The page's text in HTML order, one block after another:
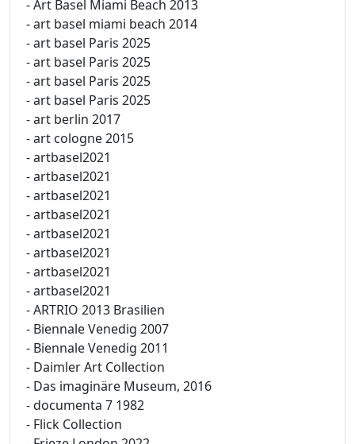
- Art Basel Miami Beach 2013
- art basel miami beach 2014
- art basel Paris 2025
- art basel Paris 2025
- art basel Paris 2025
- art basel Paris 2025
- art berlin 2017
- art cologne 2015
- artbasel2021
- artbasel2021
- artbasel2021
- artbasel2021
- artbasel2021
- artbasel2021
- artbasel2021
- artbasel2021
- ARTRIO 2013 Brasilien
- Biennale Venedig 2007
- Biennale Venedig 2011
- Daimler Art Collection
- Das imaginäre Museum, 2016
- documenta 7 1982
- Flick Collection